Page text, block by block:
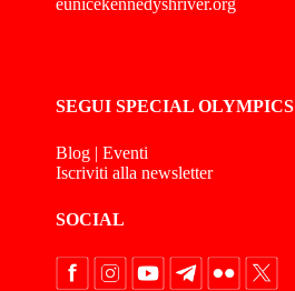
eunicekennedyshriver.org
SEGUI SPECIAL OLYMPICS
Blog | Eventi
Iscriviti alla newsletter
SOCIAL